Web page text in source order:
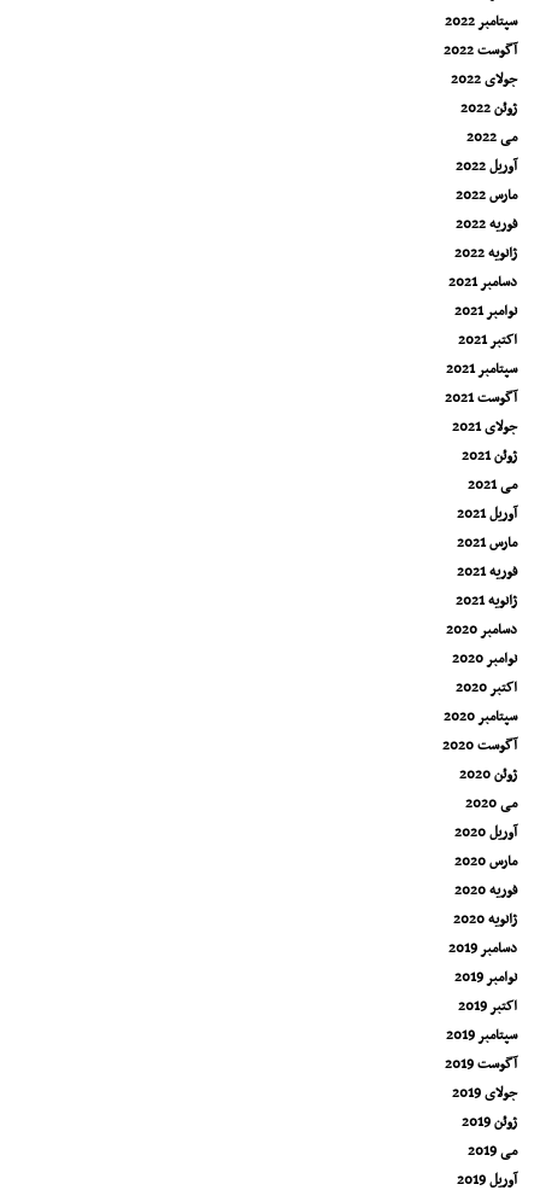
سپتامبر 2022
آگوست 2022
جولای 2022
ژوئن 2022
می 2022
آوریل 2022
مارس 2022
فوریه 2022
ژانویه 2022
دسامبر 2021
نوامبر 2021
اکتبر 2021
سپتامبر 2021
آگوست 2021
جولای 2021
ژوئن 2021
می 2021
آوریل 2021
مارس 2021
فوریه 2021
ژانویه 2021
دسامبر 2020
نوامبر 2020
اکتبر 2020
سپتامبر 2020
آگوست 2020
ژوئن 2020
می 2020
آوریل 2020
مارس 2020
فوریه 2020
ژانویه 2020
دسامبر 2019
نوامبر 2019
اکتبر 2019
سپتامبر 2019
آگوست 2019
جولای 2019
ژوئن 2019
می 2019
آوریل 2019